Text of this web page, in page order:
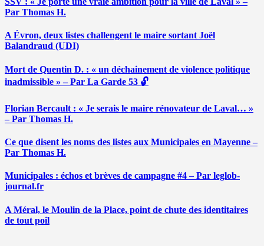
Par Thomas H.
A Évron, deux listes challengent le maire sortant Joël
Balandraud (UDI)
Mort de Quentin D. : « un déchainement de violence politique
inadmissible » – Par La Garde 53 🔓
Florian Bercault : « Je serais le maire rénovateur de Laval… »
– Par Thomas H.
Ce que disent les noms des listes aux Municipales en Mayenne –
Par Thomas H.
Municipales : échos et brèves de campagne #4 – Par leglob-
journal.fr
A Méral, le Moulin de la Place, point de chute des identitaires
de tout poil